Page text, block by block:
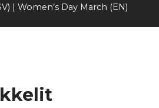
| Women’s Day March (EN)